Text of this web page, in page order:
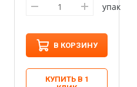
упак
В КОРЗИНУ
КУПИТЬ В 1